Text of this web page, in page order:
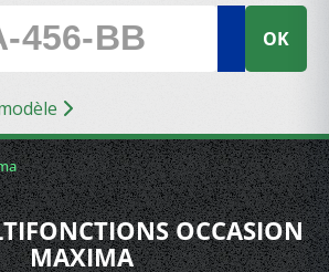
OK
par modèle
OCCASION
MAXIMA